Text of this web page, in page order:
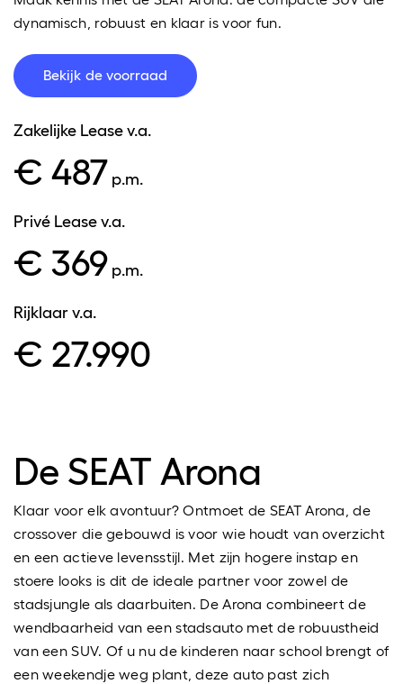
dynamisch, robuust en klaar is voor fun.
Bekijk de voorraad
Zakelijke Leasev.a.
€ 487 p.m.
Privé Leasev.a.
€ 369 p.m.
Rijklaarv.a.
€ 27.990
De SEAT Arona
Klaar voor elk avontuur? Ontmoet de SEAT Arona, de
crossover die gebouwd is voor wie houdt van overzicht
en een actieve levensstijl. Met zijn hogere instap en
stoere looks is dit de ideale partner voor zowel de
stadsjungle als daarbuiten. De Arona combineert de
wendbaarheid van een stadsauto met de robuustheid
van een SUV. Of u nu de kinderen naar school brengt of
een weekendje weg plant, deze auto past zich